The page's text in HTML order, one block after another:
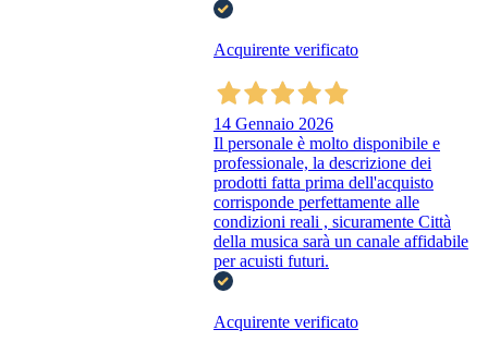
Acquirente verificato
14 Gennaio 2026
Il personale è molto disponibile e
professionale, la descrizione dei
prodotti fatta prima dell'acquisto
corrisponde perfettamente alle
condizioni reali , sicuramente Città
della musica sarà un canale affidabile
per acuisti futuri.
Acquirente verificato